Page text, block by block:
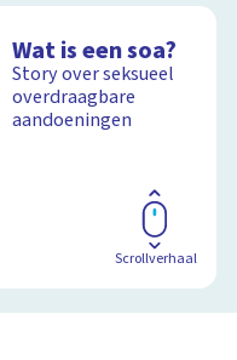
Wat is een soa?
Story over seksueel
overdraagbare
aandoeningen
Scrollverhaal